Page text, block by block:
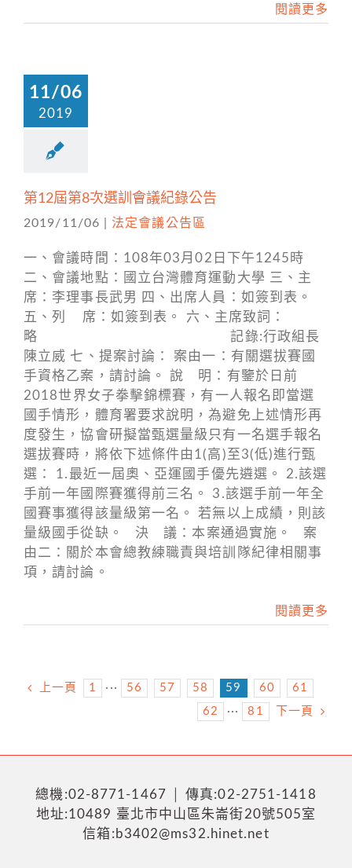
閱讀更多
11/06
2019
第12屆第8次選訓會議紀錄公告
2019/11/06 法定會議公告區
一、會議時間：108年03月02日下午1245時
二、會議地點：國立台灣體育運動大學 三、主
席：李理事長武男 四、出席人員：如簽到表。
五、列 席：如簽到表。 六、主席致詞：
略 記錄:行政組長
陳立威 七、提案討論： 案由一：有關選拔賽國
手資格乙案，請討論。 說 明：有鑒於日前
2018世界女子拳擊錦標賽，有一人報名即當選
國手情形，體育署要求說明，為避免上述情形再
度發生，協會研擬當甄選量級只有一名選手報名
選拔賽時，將依下述條件由1(高)至3(低)進行甄
選： 1.最近一屆奧、亞運國手優先遴選。 2.該選
手前一年國際賽獲得前三名。 3.該選手前一年全
國賽事獲得該量級第一名。 若無以上成績，則該
量級國手從缺。 決 議：本案通過實施。 案
由二：關於本會總教練職責與培訓隊紀律相關事
項，請討論。
閱讀更多
上一頁 1 ··· 56 57 58 59 60
61
62
··· 81 下一頁
總機:02-8771-1467 │ 傳真:02-2751-1418
地址:10489 臺北市中山區朱崙街20號505室
信箱:b3402@ms32.hinet.net